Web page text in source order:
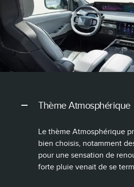
Thème Atmosphérique
Le thème Atmosphérique
bien choisis, notamment
pour une sensation de
forte pluie venait de se